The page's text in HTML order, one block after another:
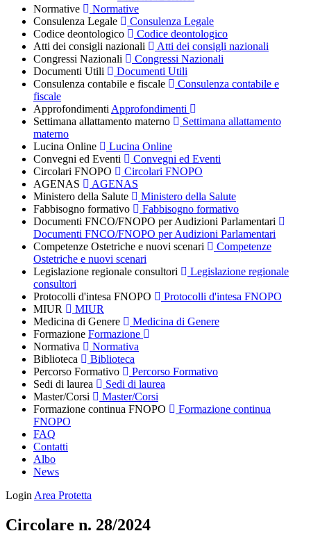
Normative
Normative
Consulenza Legale
Consulenza Legale
Codice deontologico
Codice deontologico
Atti dei consigli nazionali
Atti dei consigli nazionali
Congressi Nazionali
Congressi Nazionali
Documenti Utili
Documenti Utili
Consulenza contabile e fiscale
Consulenza contabile e
fiscale
Approfondimenti Approfondimenti
Settimana allattamento materno
Settimana allattamento
materno
Lucina Online
Lucina Online
Convegni ed Eventi
Convegni ed Eventi
Circolari FNOPO
Circolari FNOPO
AGENAS
AGENAS
Ministero della Salute
Ministero della Salute
Fabbisogno formativo
Fabbisogno formativo
Documenti FNCO/FNOPO per Audizioni Parlamentari
Documenti FNCO/FNOPO per Audizioni Parlamentari
Competenze Ostetriche e nuovi scenari
Competenze
Ostetriche e nuovi scenari
Legislazione regionale consultori
Legislazione regionale
consultori
Protocolli d'intesa FNOPO
Protocolli d'intesa FNOPO
MIUR
MIUR
Medicina di Genere
Medicina di Genere
Formazione Formazione
Normativa
Normativa
Biblioteca
Biblioteca
Percorso Formativo
Percorso Formativo
Sedi di laurea
Sedi di laurea
Master/Corsi
Master/Corsi
Formazione continua FNOPO
Formazione continua
FNOPO
FAQ
Contatti
Albo
News
Login Area Protetta
Circolare n. 28/2024